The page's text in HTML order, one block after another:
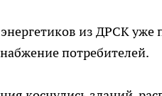
из ДРСК уже
потребителей.